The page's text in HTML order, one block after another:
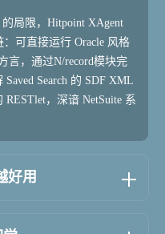
局限，Hitpoint XAgent
可直接运行 Oracle 风格
言，通过N/record模块完
Search 的 SDF XML
，深谙 NetSuite 系
好用